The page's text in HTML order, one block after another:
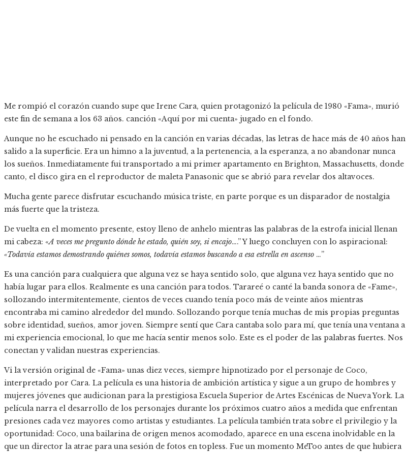
Me rompió el corazón cuando supe que Irene Cara, quien protagonizó la película de 1980 «Fama», murió
este fin de semana a los 63 años. canción «Aquí por mi cuenta» jugado en el fondo.
Aunque no he escuchado ni pensado en la canción en varias décadas, las letras de hace más de 40 años han
salido a la superficie. Era un himno a la juventud, a la pertenencia, a la esperanza, a no abandonar nunca
los sueños. Inmediatamente fui transportado a mi primer apartamento en Brighton, Massachusetts, donde
canto, el disco gira en el reproductor de maleta Panasonic que se abrió para revelar dos altavoces.
Mucha gente parece disfrutar escuchando música triste, en parte porque es un disparador de nostalgia
más fuerte que la tristeza.
De vuelta en el momento presente, estoy lleno de anhelo mientras las palabras de la estrofa inicial llenan
mi cabeza: «A veces me pregunto dónde he estado, quién soy, si encajo….” Y luego concluyen con lo aspiracional:
«Todavía estamos demostrando quiénes somos, todavía estamos buscando a esa estrella en ascenso …”
Es una canción para cualquiera que alguna vez se haya sentido solo, que alguna vez haya sentido que no
había lugar para ellos. Realmente es una canción para todos. Tarareé o canté la banda sonora de «Fame»,
sollozando intermitentemente, cientos de veces cuando tenía poco más de veinte años mientras
encontraba mi camino alrededor del mundo. Sollozando porque tenía muchas de mis propias preguntas
sobre identidad, sueños, amor joven. Siempre sentí que Cara cantaba solo para mí, que tenía una ventana a
mi experiencia emocional, lo que me hacía sentir menos solo. Este es el poder de las palabras fuertes. Nos
conectan y validan nuestras experiencias.
Vi la versión original de «Fama» unas diez veces, siempre hipnotizado por el personaje de Coco,
interpretado por Cara. La película es una historia de ambición artística y sigue a un grupo de hombres y
mujeres jóvenes que audicionan para la prestigiosa Escuela Superior de Artes Escénicas de Nueva York. La
película narra el desarrollo de los personajes durante los próximos cuatro años a medida que enfrentan
presiones cada vez mayores como artistas y estudiantes. La película también trata sobre el privilegio y la
oportunidad: Coco, una bailarina de origen menos acomodado, aparece en una escena inolvidable en la
que un director la atrae para una sesión de fotos en topless. Fue un momento MeToo antes de que hubiera